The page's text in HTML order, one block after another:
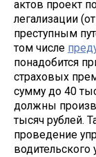
актов проект
легализации
преступным
том числе
понадобится
страховых
сумму до 40
должны
тысяч рублей.
проведение
водительского